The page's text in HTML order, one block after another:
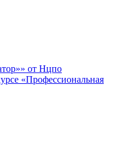
от Нцпо
«Профессиональная